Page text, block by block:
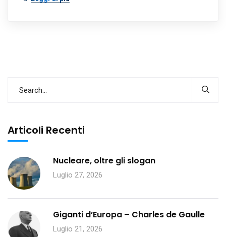
Articoli Recenti
Nucleare, oltre gli slogan
Luglio 27, 2026
Giganti d’Europa – Charles de Gaulle
Luglio 21, 2026